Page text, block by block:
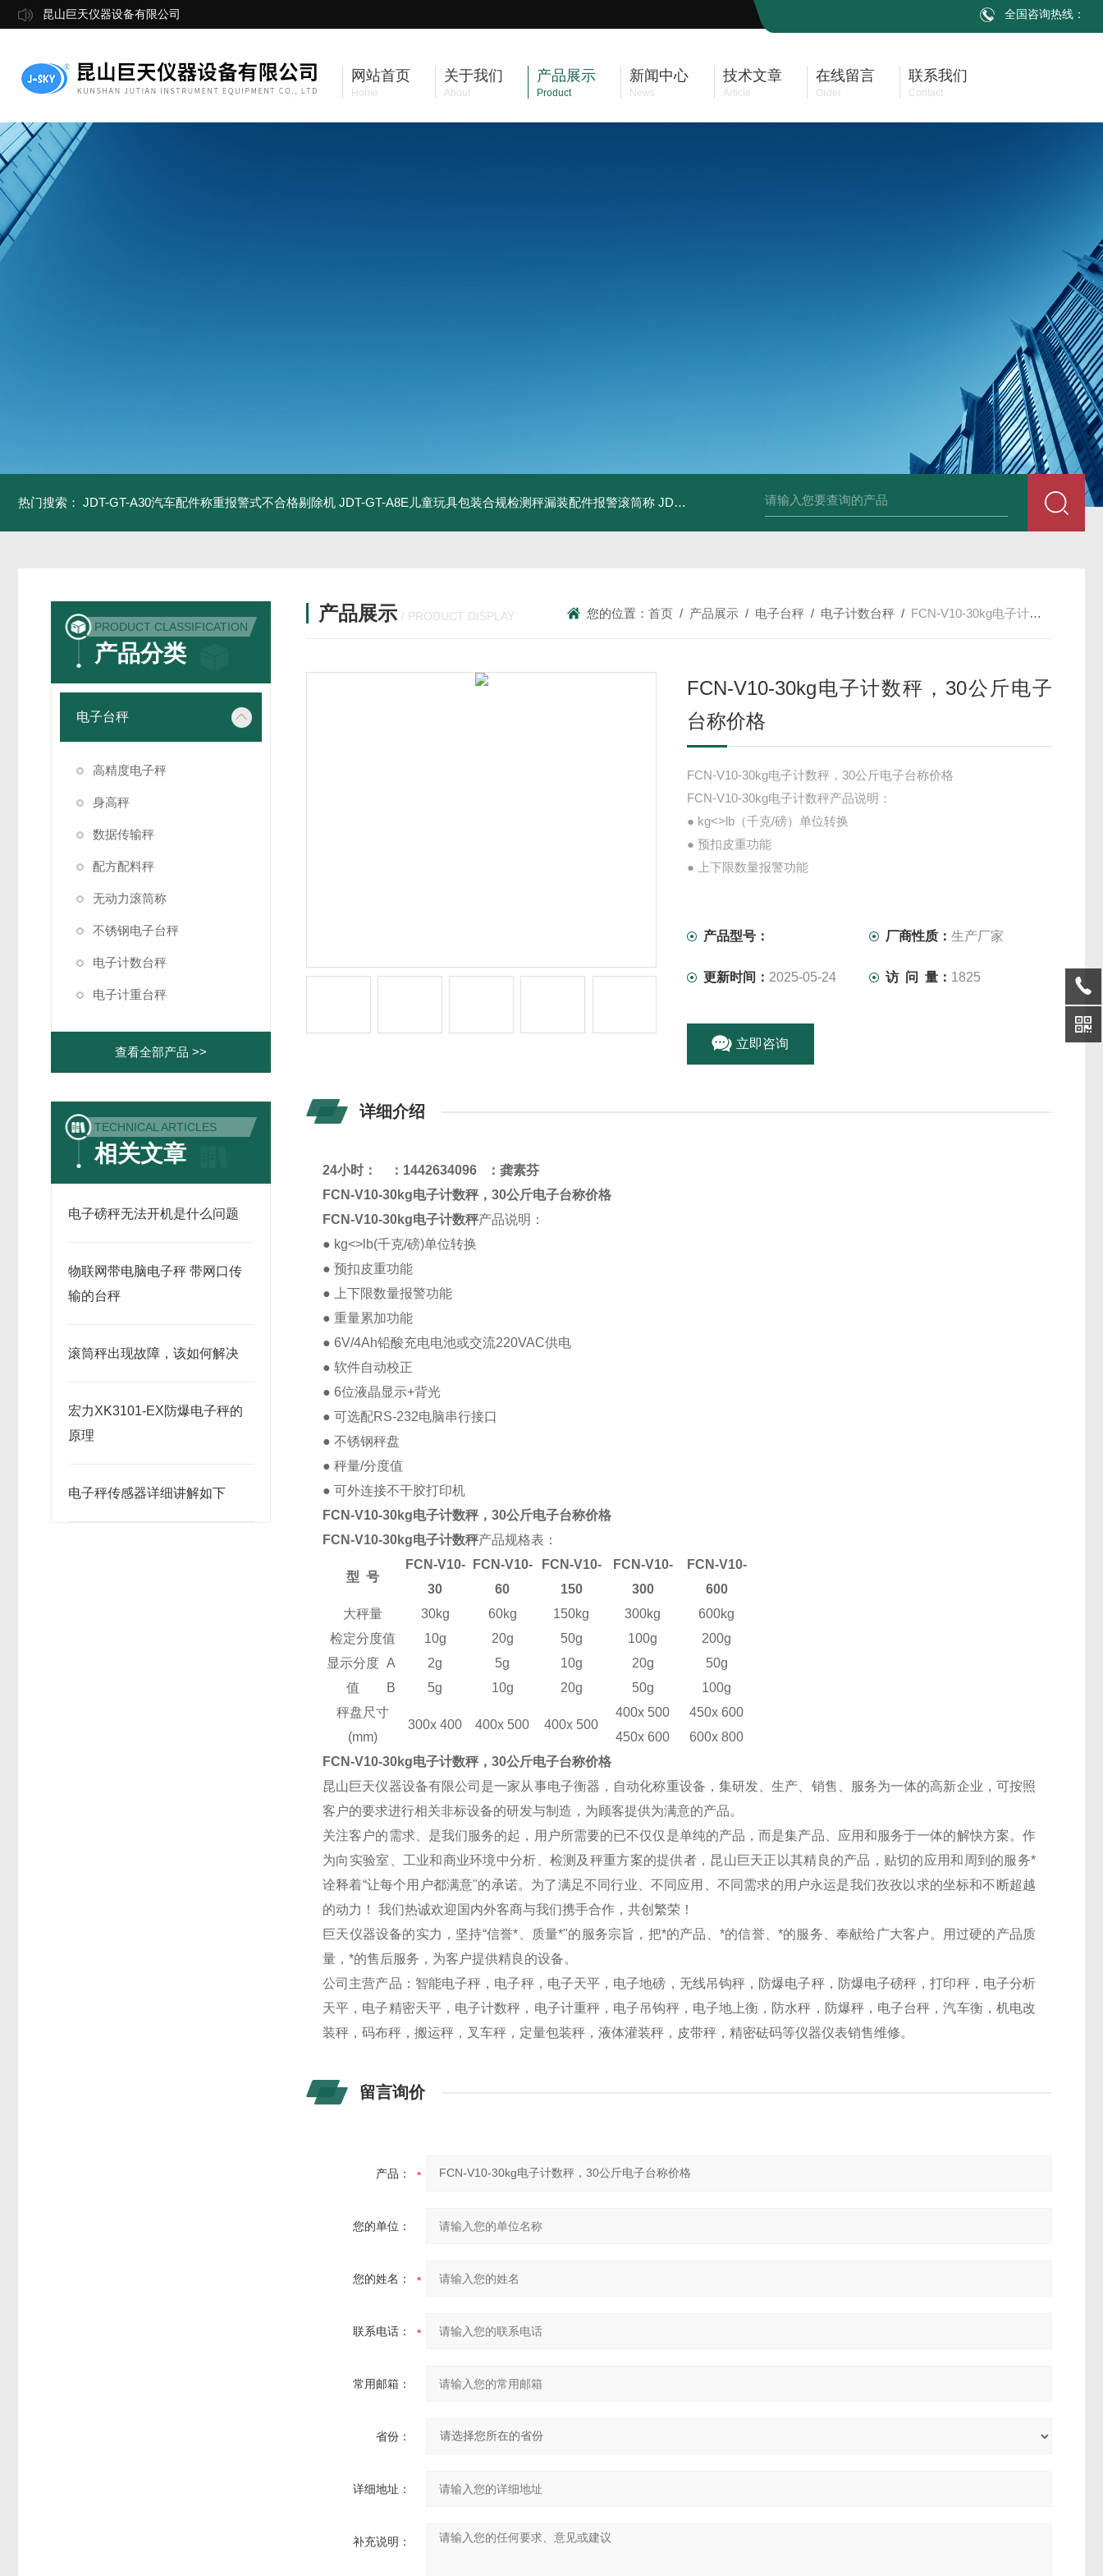
昆山巨天仪器设备有限公司 全国咨询热线：
网站首页
Home
关于我们
About
产品展示
Product
新闻中心
News
技术文章
Article
在线留言
Order
联系我们
Contact
热门搜索： JDT-GT-A30汽车配件称重报警式不合格剔除机 JDT-GT-A8E儿童玩具包装合规检测秤漏装配件报警滚筒称 JDT-WN-Q20S食品制造扫码识别防错配料智能称重终端 JDT-GT-A8E不锈钢重
PRODUCT CLASSIFICATION
产品分类
电子台秤
高精度电子秤
身高秤
数据传输秤
配方配料秤
无动力滚筒称
不锈钢电子台秤
电子计数台秤
电子计重台秤
查看全部产品 >>
TECHNICAL ARTICLES
相关文章
电子磅秤无法开机是什么问题
物联网带电脑电子秤 带网口传
输的台秤
滚筒秤出现故障，该如何解决
宏力XK3101-EX防爆电子秤的
原理
电子秤传感器详细讲解如下
产品展示 / PRODUCT DISPLAY 您的位置：首页 / 产品展示 / 电子台秤 / 电子计数台秤 / FCN-V10-30kg电子计数秤，30公斤电子台称价格
FCN-V10-30kg电子计数秤，30公斤电子
台称价格
FCN-V10-30kg电子计数秤，30公斤电子台称价格
FCN-V10-30kg电子计数秤产品说明：
● kg<>lb（千克/磅）单位转换
● 预扣皮重功能
● 上下限数量报警功能
● 软件自动校正
● 可选配RS-232电脑串行接口
产品型号： 厂商性质：生产厂家
更新时间： 2025-05-24 访 问 量： 1825
立即咨询
详细介绍
24小时： ： 1442634096 ：龚素芬
FC N-V10-30kg电子计数秤，30公斤电子台称价格
FC N-V10-30kg电子计数秤产品说明：
● kg<>lb(千克/磅)单位转换
● 预扣皮重功能
● 上下限数量报警功能
● 重量累加功能
● 6V/4Ah铅酸充电电池或交流220VAC供电
● 软件自动校正
● 6位液晶显示+背光
● 可选配RS-232电脑串行接口
● 不锈钢秤盘
● 秤量/分度值
●可外连接不干胶打印机
FC N-V10-30kg电子计数秤，30公斤电子台称价格
FC N-V10-30kg电子计数秤产品规格表：
型 号
FC N-V10-
30
FC N-V10-
60
FC N-V10-
150
FC N-V10-
300
FC N-V10-
600
大秤量
30kg 60kg 150kg 300kg
600kg
检定分度值
10g 20g 50g 100g
200g
显示分度
值
A 2g 5g 10g 20g
50g
B
5g 10g 20g 50g
100g
秤盘尺寸
(mm)
300x 400 400x 500 400x 500
400x 500
450x600
450x 600
600x 800
FC N-V10-30kg电子计数秤，30公斤电子台称价格
昆山巨天仪器设备有限公司是一家从事电子衡器，自动化称重设备，集研发、生产、销售、服务为一体的高新企业，可按照
客户的要求进行相关非标设备的研发与制造，为顾客提供为满意的产品。
关注客户的需求、是我们服务的起，用户所需要的已不仅仅是单纯的产品，而是集产品、应用和服务于一体的解快方案。作
为向实验室、工业和商业环境中分析、检测及秤重方案的提供者，昆山巨天正以其精良的产品，贴切的应用和周到的服务*
诠释着“让每个用户都满意"的承诺。为了满足不同行业、不同应用、不同需求的用户永运是我们孜孜以求的坐标和不断超越
的动力！ 我们热诚欢迎国内外客商与我们携手合作，共创繁荣！
巨天仪器设备的实力，坚持“信誉*、质量*"的服务宗旨，把*的产品、*的信誉、*的服务、奉献给广大客户。用过硬的产品质
量，*的售后服务，为客户提供精良的设备。
公司主营产品： 智能电子秤， 电子秤，电子天平，电子地磅，无线吊钩秤，防爆电子秤，防爆电子磅秤，打印秤，电子分析
天平，电子精密天平，电子计数秤，电子计重秤，电子吊钩秤，电子地上衡，防水秤，防爆秤，电子台秤，汽车衡，机电改
装秤，码布秤，搬运秤，叉车秤，定量包装秤，液体灌装秤，皮带秤，精密砝码等仪器仪表销售维修。
留言询价
产品：
您的单位：
您的姓名：
联系电话：
常用邮箱：
省份：
详细地址：
补充说明：